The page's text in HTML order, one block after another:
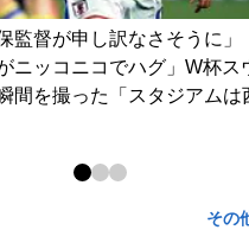
監督が申し訳なさそうに」
ニッコニコでハグ」W杯ス
間を撮った「スタジアムは
その